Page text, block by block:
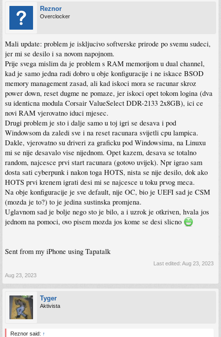
Reznor
Overclocker
Mali update: problem je iskljucivo softverske prirode po svemu sudeci,
jer mi se desilo i sa novom napojnom.
Prije svega mislim da je problem s RAM memorijom u dual channel,
kad je samo jedna radi dobro u obje konfiguracije i ne iskace BSOD
memory management zasad, ali kad iskoci mora se racunar skroz
power down, reset dugme ne pomaze, jer iskoci opet tokom logina (dva
su identicna modula Corsair ValueSelect DDR-2133 2x8GB), ici ce
novi RAM vjerovatno iduci mjesec.
Drugi problem je sto i dalje samo u toj igri se desava i pod
Windowsom da zaledi sve i na reset racunara svijetli cpu lampica.
Dakle, vjerovatno su driveri za graficku pod Windowsima, na Linuxu
mi se nije desavalo vise nijednom. Opet kazem, desava se totalno
random, najcesce prvi start racunara (gotovo uvijek). Npr igrao sam
dosta sati cyberpunk i nakon toga HOTS, nista se nije desilo, dok ako
HOTS prvi krenem igrati desi mi se najcesce u toku prvog meca.
Na obje konfiguracije je sve default, nije OC, bio je UEFI sad je CSM
(mozda je to?) to je jedina sustinska promjena.
Uglavnom sad je bolje nego sto je bilo, a i uzrok je otkriven, hvala jos
jednom na pomoci, ovo pisem mozda jos kome se desi slicno
Sent from my iPhone using Tapatalk
Last edited: Aug 23, 2023
Aug 23, 2023
Tyger
Aktivista
Reznor said: ↑